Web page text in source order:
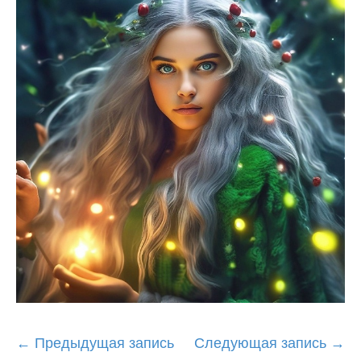
Post
← Предыдущая запись Следующая запись →